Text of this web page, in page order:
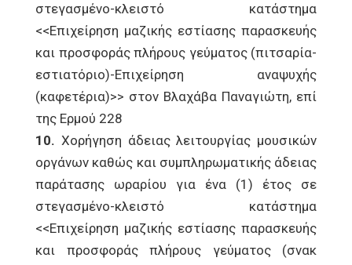
στεγασμένο-κλειστό κατάστημα
<<Επιχείρηση μαζικής εστίασης παρασκευής
και προσφοράς πλήρους γεύματος (πιτσαρία-
εστιατόριο)-Επιχείρηση αναψυχής
(καφετέρια)>> στον Βλαχάβα Παναγιώτη, επί
της Ερμού 228
10. Χορήγηση άδειας λειτουργίας μουσικών
οργάνων καθώς και συμπληρωματικής άδειας
παράτασης ωραρίου για ένα (1) έτος σε
στεγασμένο-κλειστό κατάστημα
<<Επιχείρηση μαζικής εστίασης παρασκευής
και προσφοράς πλήρους γεύματος (σνακ